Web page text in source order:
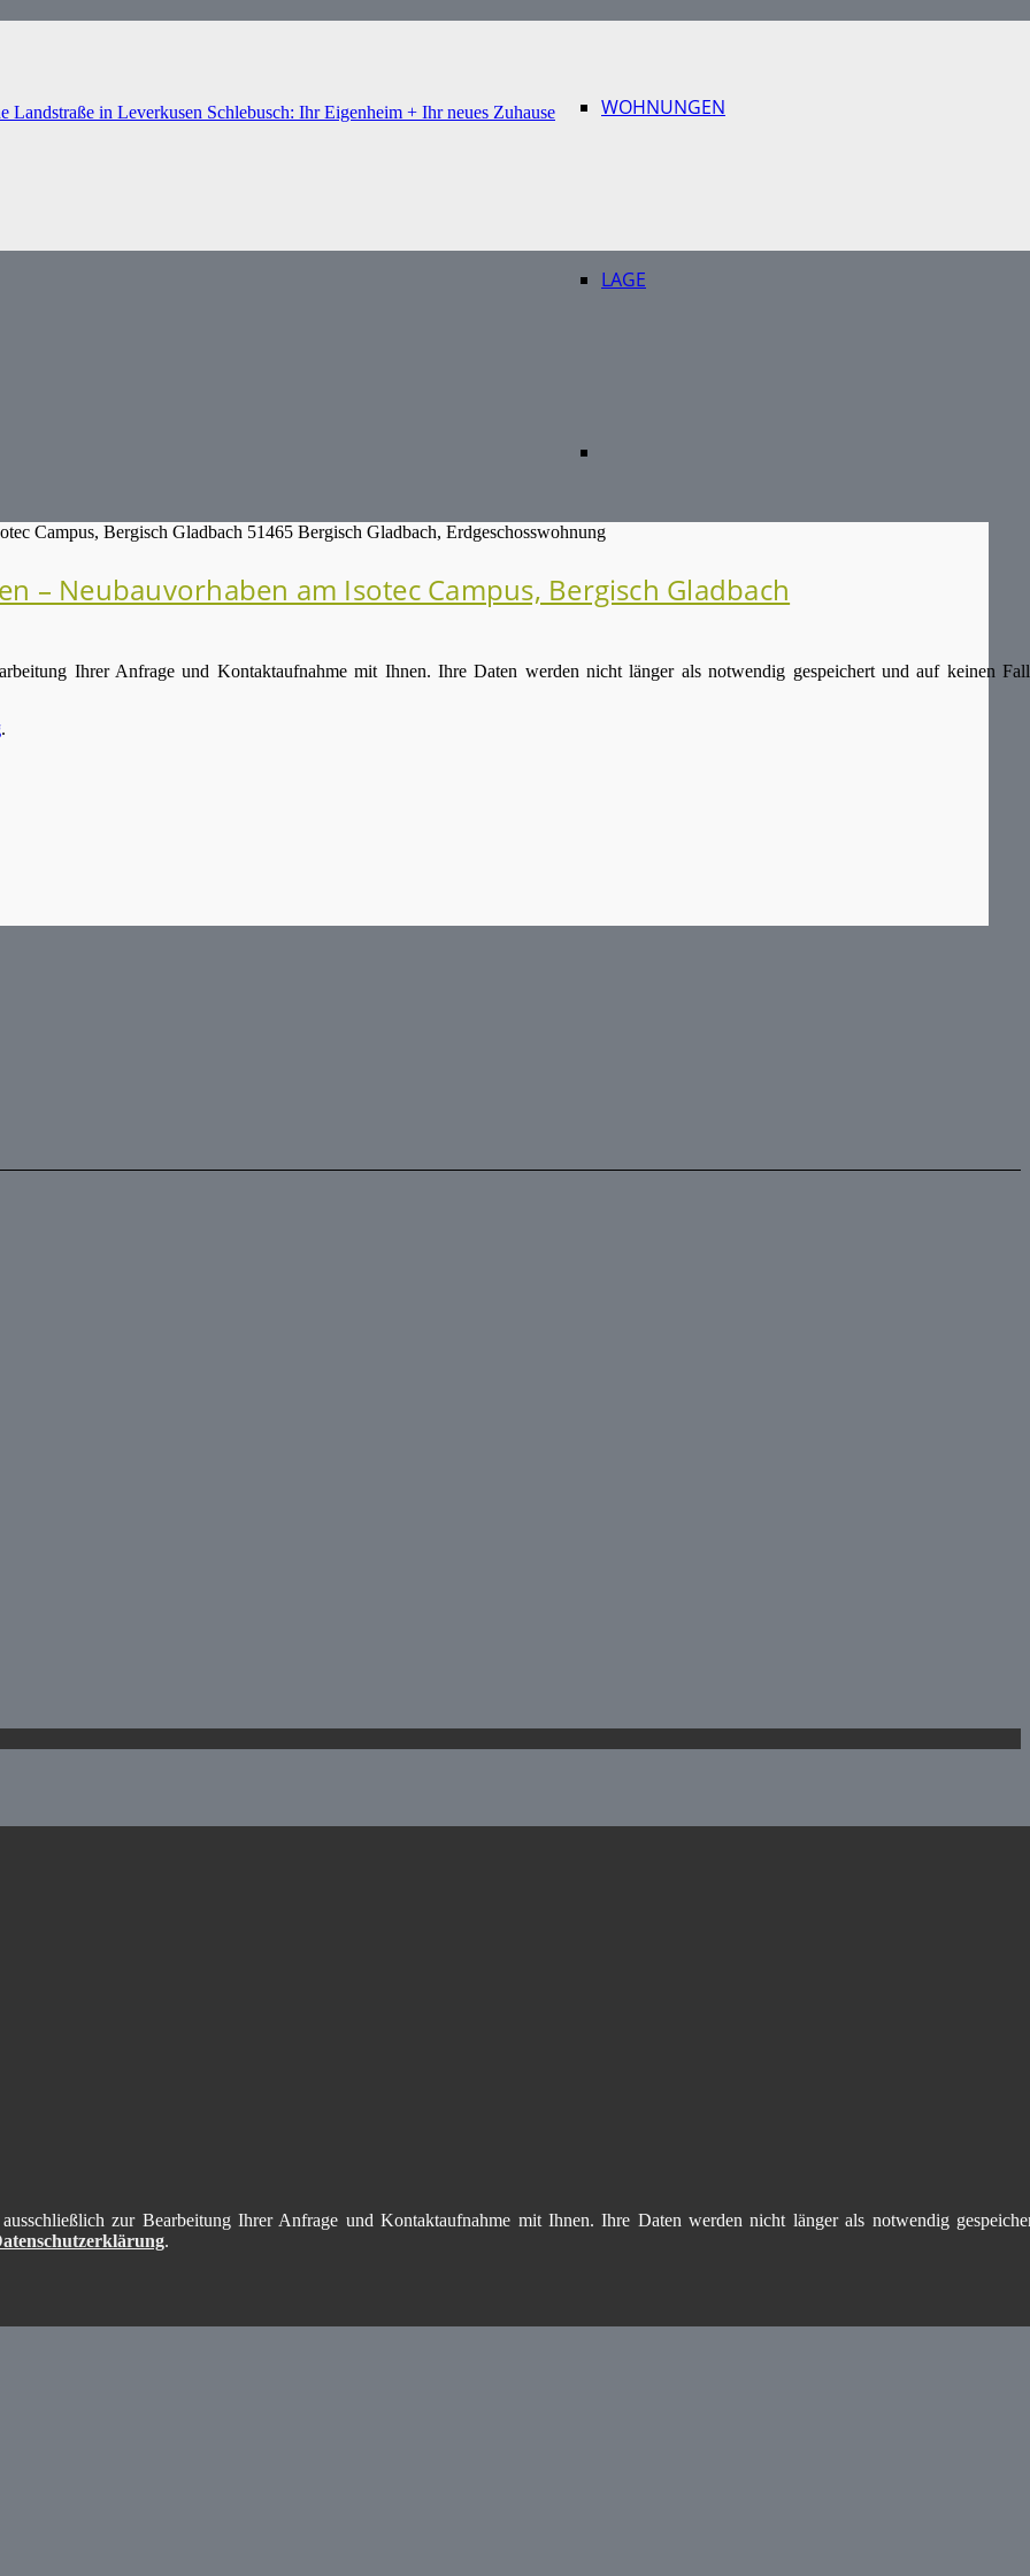
WOHNUNGEN
LAGE
Ihrer Anfrage und Kontaktaufnahme mit Ihnen. Ihre Daten werden nicht länger als notwendig gespeichert und auf keinen Fall
.
– Neubauvorhaben am Isotec Campus, Bergisch Gladbach
zur Bearbeitung Ihrer Anfrage und Kontaktaufnahme mit Ihnen. Ihre Daten werden nicht länger als notwendig
.